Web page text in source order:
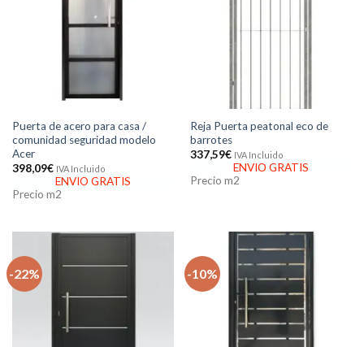
Puerta de acero para casa /
comunidad seguridad modelo
Acer
398,09€ IVA Incluido
ENVIO GRATIS
Precio m2
Reja Puerta peatonal eco de
barrotes
337,59€ IVA Incluido
ENVIO GRATIS
Precio m2
-22% -10%